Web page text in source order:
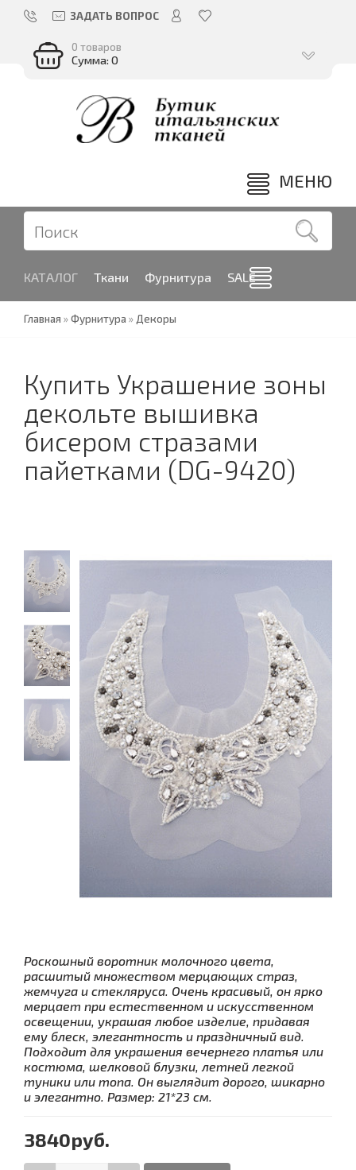
ЗАДАТЬ ВОПРОС
0 товаров
Сумма: 0
МЕНЮ
КАТАЛОГ Ткани Фурнитура SALE
Главная »Фурнитура » Декоры
Купить Украшение зоны
декольте вышивка
бисером стразами
пайетками (DG-9420)
Роскошный воротник молочного цвета,
расшитый множеством мерцающих страз,
жемчуга и стекляруса. Очень красивый, он ярко
мерцает при естественном и искусственном
освещении, украшая любое изделие, придавая
ему блеск, элегантность и праздничный вид.
Подходит для украшения вечернего платья или
костюма, шелковой блузки, летней легкой
туники или топа. Он выглядит дорого, шикарно
и элегантно. Размер: 21*23 см.
3840руб.